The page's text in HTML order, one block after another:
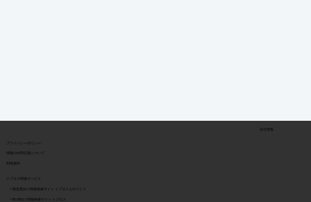
​情報の外部伝達について
会社情報
> BtoB向け情報検索サイト イプロス
> 製造業向け情報検索サイト イプロスものづくり
イプロス関連サービス